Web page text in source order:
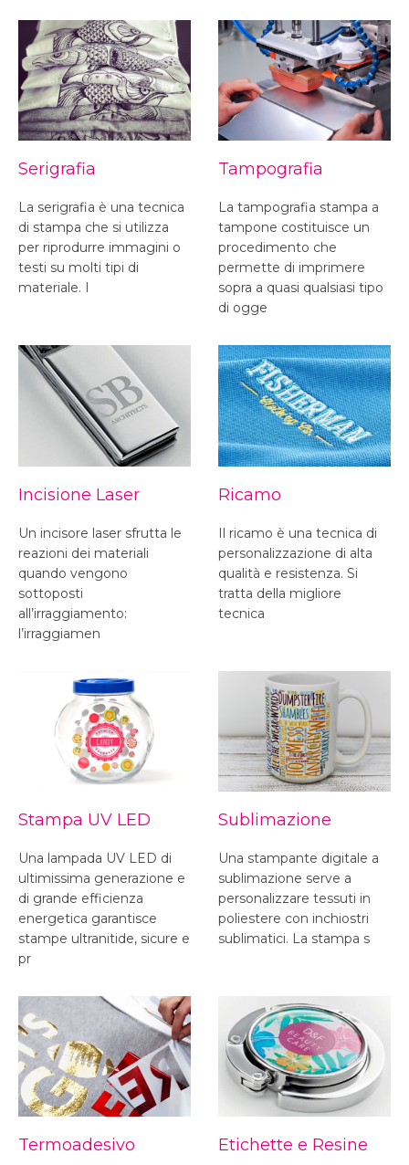
Serigrafia
La serigrafia è una tecnica
di stampa che si utilizza
per riprodurre immagini o
testi su molti tipi di
materiale. I
Tampografia
La tampografia stampa a
tampone costituisce un
procedimento che
permette di imprimere
sopra a quasi qualsiasi tipo
di ogge
Incisione Laser
Un incisore laser sfrutta le
reazioni dei materiali
quando vengono
sottoposti
all’irraggiamento:
l’irraggiamen
Ricamo
Il ricamo è una tecnica di
personalizzazione di alta
qualità e resistenza. Si
tratta della migliore
tecnica
Stampa UV LED
Una lampada UV LED di
ultimissima generazione e
di grande efficienza
energetica garantisce
stampe ultranitide, sicure e
pr
Sublimazione
Una stampante digitale a
sublimazione serve a
personalizzare tessuti in
poliestere con inchiostri
sublimatici. La stampa s
Termoadesivo Etichette e Resine